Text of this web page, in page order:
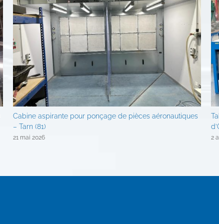
Cabine aspirante pour ponçage de pièces aéronautiques
– Tarn (81)
21 mai 2026 2